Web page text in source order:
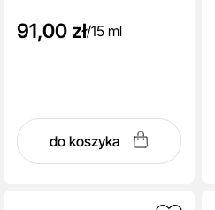
91,00 zł/15 ml
do koszyka